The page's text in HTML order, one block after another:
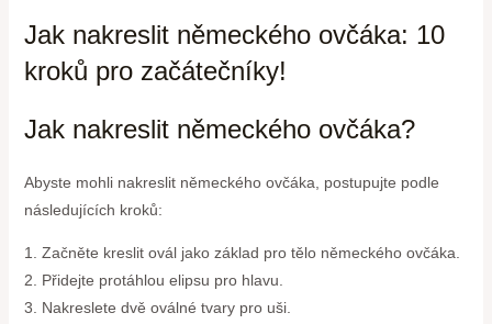
Jak nakreslit německého ovčáka: 10
kroků pro začátečníky!
Jak nakreslit německého ovčáka?
Abyste mohli nakreslit německého ovčáka, postupujte podle
následujících kroků:
1. Začněte kreslit ovál jako základ pro tělo německého ovčáka.
2. Přidejte protáhlou elipsu pro hlavu.
3. Nakreslete dvě oválné tvary pro uši.